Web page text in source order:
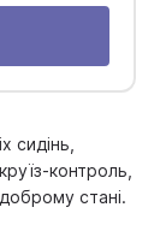
сидінь,
контроль,
стані.